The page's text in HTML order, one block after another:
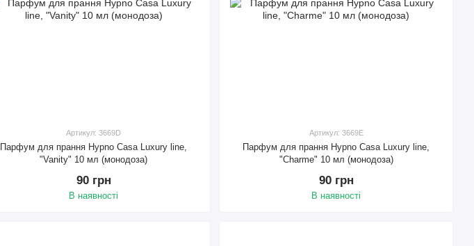
Артикул: 3669D
Парфум для прання Hypno Casa Luxury line,
"Vanity" 10 мл (монодоза)
90 грн
В наявності
Артикул: 3669E
Парфум для прання Hypno Casa Luxury line,
"Charme" 10 мл (монодоза)
90 грн
В наявності